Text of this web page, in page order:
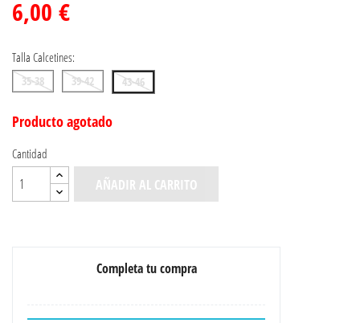
6,00 €
Talla Calcetines:
35-38 39-42 43-46
Producto agotado
Cantidad
AÑADIR AL CARRITO
Completa tu compra